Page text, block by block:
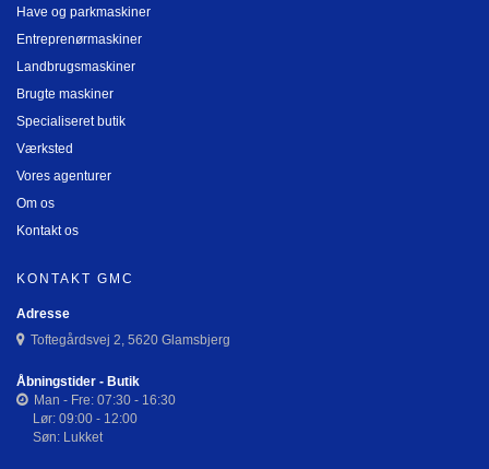
Have og parkmaskiner
Entreprenørmaskiner
Landbrugsmaskiner
Brugte maskiner
Specialiseret butik
Værksted
Vores agenturer
Om os
Kontakt os
KONTAKT GMC
Adresse
Toftegårdsvej 2, 5620 Glamsbjerg
Åbningstider - Butik
Man - Fre: 07:30 - 16:30
Lør: 09:00 - 12:00
Søn: Lukket